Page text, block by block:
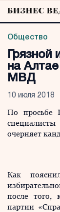
Общество
Грязной
на
МВД
10 июля 2018
По просьбе
очерняет
Как
после того,
партии